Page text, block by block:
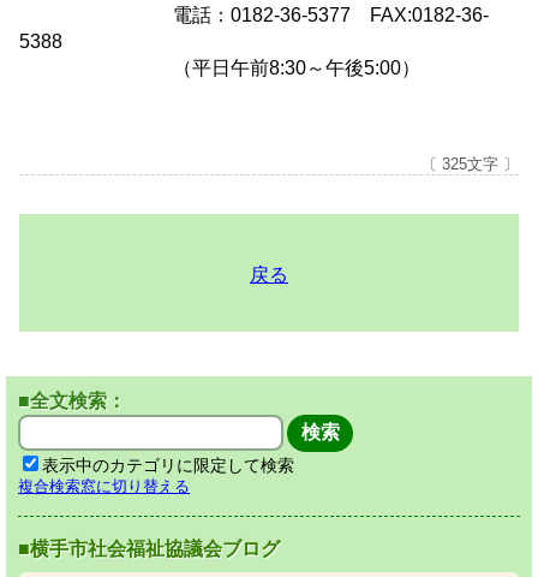
電話：0182-36-5377 FAX:0182-36-
5388
（平日午前8:30～午後5:00）
〔 325文字 〕
戻る
■全文検索：
表示中のカテゴリに限定して検索
複合検索窓に切り替える
■横手市社会福祉協議会ブログ